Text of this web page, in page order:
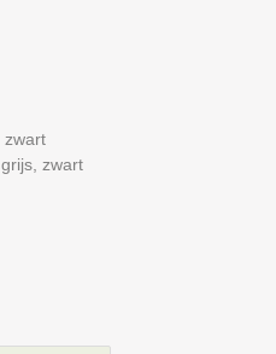
zwart
grijs, zwart